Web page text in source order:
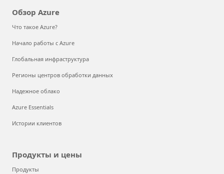
Обзор Azure
Что такое Azure?
Начало работы с Azure
Глобальная инфраструктура
Регионы центров обработки данных
Надежное облако
Azure Essentials
Истории клиентов
Продукты и цены
Продукты